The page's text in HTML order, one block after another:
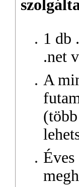
1 db
.net
A
Éves